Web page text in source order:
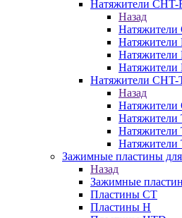
Натяжители CHT-
Назад
Натяжители
Натяжители
Натяжители
Натяжители CHT-
Назад
Натяжители
Натяжители
Натяжители
Зажимные пластины
Назад
Зажимные
Пластины CT
Пластины H